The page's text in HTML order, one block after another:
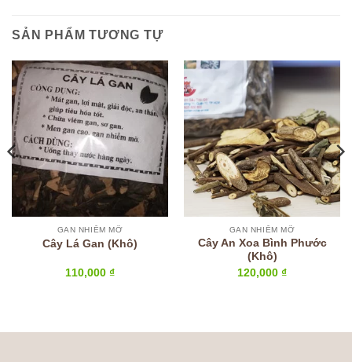
SẢN PHẨM TƯƠNG TỰ
GAN NHIỄM MỠ
Cây Lá Gan (Khô)
110,000 ₫
GAN NHIỄM MỠ
Cây An Xoa Bình Phước
(Khô)
120,000 ₫